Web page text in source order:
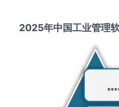
2025年中国工业管理